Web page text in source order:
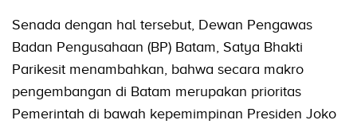
Senada dengan hal tersebut, Dewan Pengawas
Badan Pengusahaan (BP) Batam, Satya Bhakti
Parikesit menambahkan, bahwa secara makro
pengembangan di Batam merupakan prioritas
Pemerintah di bawah kepemimpinan Presiden Joko